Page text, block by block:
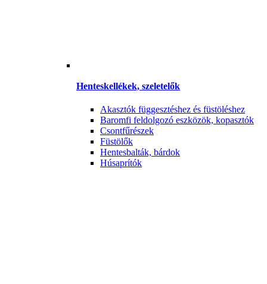
Henteskellékek, szeletelők
Akasztók függesztéshez és füstöléshez
Baromfi feldolgozó eszközök, kopasztók
Csontfűrészek
Füstölők
Hentesbalták, bárdok
Húsaprítók